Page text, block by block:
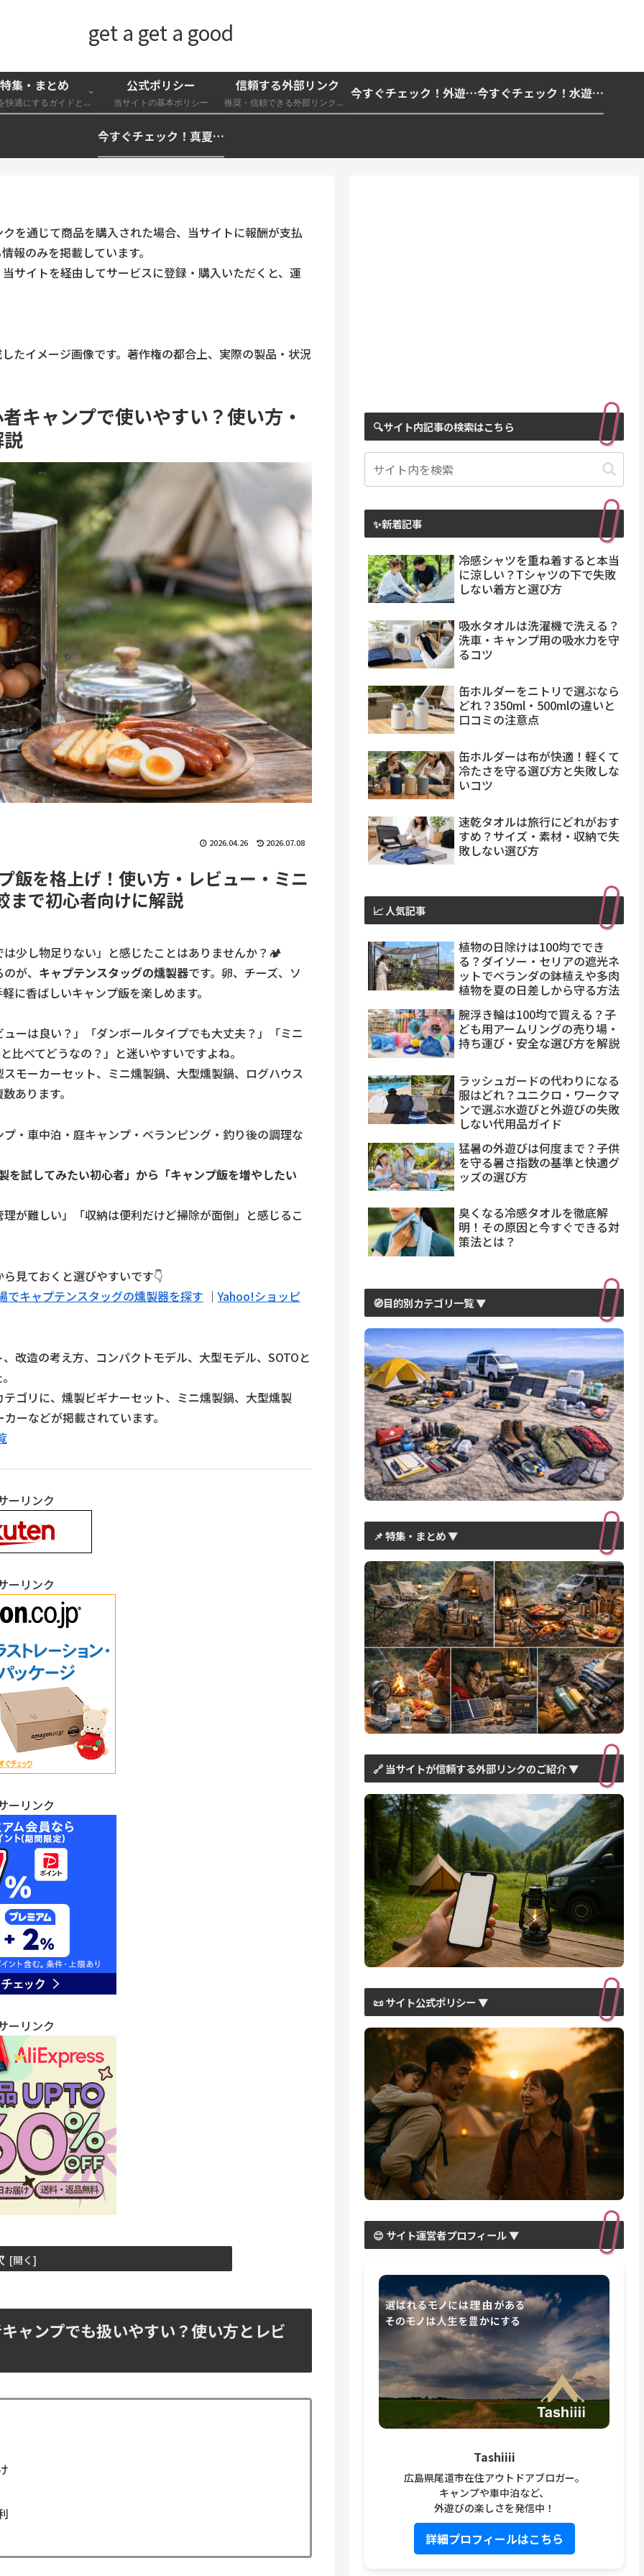
get a get a good
特集・まとめ
外遊びを快適にするガイドと特集一覧
公式ポリシー
当サイトの基本ポリシー
信頼する外部リンク
推奨・信頼できる外部リンク一覧
今すぐチェック！外遊びの紫外線対策・日差し快適化計画｜帽子・日傘・ウェア・日焼け止めを総まとめ☀️🏕️👓 今すぐチェック！水遊び・海水浴の快適化計画｜浮き輪・服装・日陰・安全対策を総まとめ🏖️🌊✨
今すぐチェック！真夏の猛暑・冷却・保冷快適化計画｜外遊び・キャンプ・車中泊の暑さ対策を総まとめ☀️🧊🏕️
を通じて商品を購入された場合、当サイトに報酬が支払
報のみを掲載しています。
サイトを経由してサービスに登録・購入いただくと、運
たイメージ画像です。著作権の都合上、実際の製品・状況
キャンプで使いやすい？使い方・
2026.04.26 2026.07.08
飯を格上げ！使い方・レビュー・ミニ
まで初心者向けに解説
少し物足りない」と感じたことはありませんか？🏕
が、 キャプテンスタッグの燻製器です。卵、チーズ、ソ
に香ばしいキャンプ飯を楽しめます。
ーは良い？」「ダンボールタイプでも大丈夫？」「ミニ
べてどうなの？」と迷いやすいですよね。
モーカーセット、ミニ燻製鍋、大型燻製鍋、ログハウス
あります。
・車中泊・庭キャンプ・ベランピング・釣り後の調理な
を試してみたい初心者」から「キャンプ飯を増やしたい
が難しい」「収納は便利だけど掃除が面倒」と感じるこ
見ておくと選びやすいです👇
でキャプテンスタッグの燻製器を探す ｜Yahoo!ショッピ
改造の考え方、コンパクトモデル、大型モデル、SOTOと
ゴリに、燻製ビギナーセット、ミニ燻製鍋、大型燻製
ーなどが掲載されています。
ーリンク
ーリンク
ーリンク
ーリンク
ャンプでも扱いやすい？使い方とレビ
🔍サイト内記事の検索はこちら
✨新着記事
冷感シャツを重ね着すると本当
に涼しい？Tシャツの下で失敗
しない着方と選び方
吸水タオルは洗濯機で洗える？
洗車・キャンプ用の吸水力を守
るコツ
缶ホルダーをニトリで選ぶなら
どれ？350ml・500mlの違いと
口コミの注意点
缶ホルダーは布が快適！軽くて
冷たさを守る選び方と失敗しな
いコツ
速乾タオルは旅行にどれがおす
すめ？サイズ・素材・収納で失
敗しない選び方
📈 人気記事
植物の日除けは100均ででき
る？ダイソー・セリアの遮光ネ
ットでベランダの鉢植えや多肉
植物を夏の日差しから守る方法
腕浮き輪は100均で買える？子
ども用アームリングの売り場・
持ち運び・安全な選び方を解説
ラッシュガードの代わりになる
服はどれ？ユニクロ・ワークマ
ンで選ぶ水遊びと外遊びの失敗
しない代用品ガイド
猛暑の外遊びは何度まで？子供
を守る暑さ指数の基準と快適グ
ッズの選び方
臭くなる冷感タオルを徹底解
明！その原因と今すぐできる対
策法とは？
🧭目的別カテゴリ一覧 ▼
📌 特集・まとめ ▼
🔗 当サイトが信頼する外部リンクのご紹介 ▼
📜 サイト公式ポリシー ▼
😊 サイト運営者プロフィール ▼
Tashiiii
広島県尾道市在住アウトドアブロガー。
キャンプや車中泊など、
外遊びの楽しさを発信中！
詳細プロフィールはこちら